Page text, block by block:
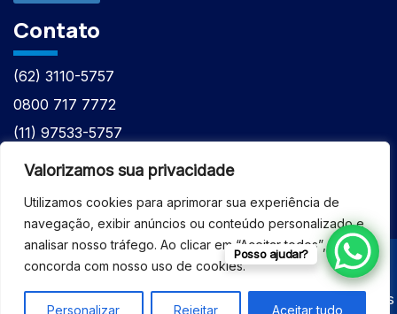
Valorizamos sua privacidade
Utilizamos cookies para aprimorar sua experiência de
navegação, exibir anúncios ou conteúdo personalizado e
analisar nosso tráfego. Ao clicar em “Aceitar todos”, você
concorda com nosso uso de cookies.
Personalizar Rejeitar Aceitar tudo
Contato
(62) 3110-5757
0800 717 7772
(11) 97533-5757
(62) 98610-7777
© 2026 - ASSISTÊNCIA TÉCNICA ESPECIALIZADA
EQUIPAMENTOS BRUKER - Todos os direitos reservados
Posso ajudar?